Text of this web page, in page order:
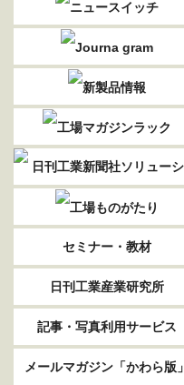
セミナー・教材
日刊工業産業研究所
記事・写真利用サービス
メールマガジン「かわら版」